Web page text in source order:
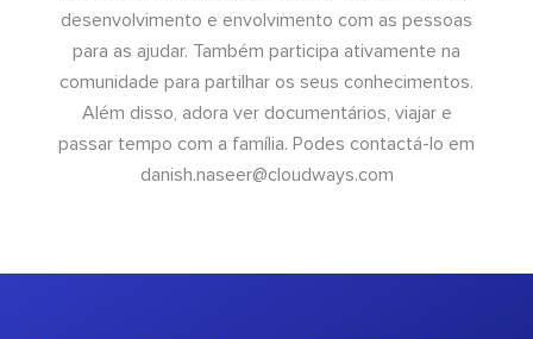
desenvolvimento e envolvimento com as pessoas
para as ajudar. Também participa ativamente na
comunidade para partilhar os seus conhecimentos.
Além disso, adora ver documentários, viajar e
passar tempo com a família. Podes contactá-lo em
danish.naseer@cloudways.com